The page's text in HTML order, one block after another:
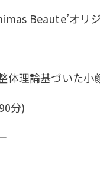
Beaute’オリ
理論基づいた小
分)